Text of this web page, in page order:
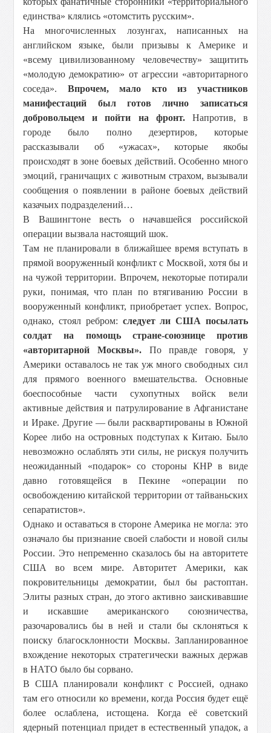
единства» клялись «отомстить русским».
На многочисленных лозунгах, написанных на
английском языке, были призывы к Америке и
«всему цивилизованному человечеству» защитить
«молодую демократию» от агрессии «авторитарного
соседа». Впрочем, мало кто из участников
манифестаций был готов лично записаться
добровольцем и пойти на фронт.Напротив, в
городе было полно дезертиров, которые
рассказывали об «ужасах», которые якобы
происходят в зоне боевых действий. Особенно много
эмоций, граничащих с животным страхом, вызывали
сообщения о появлении в районе боевых действий
казачьих подразделений…
В Вашингтоне весть о начавшейся российской
операции вызвала настоящий шок.
Там не планировали в ближайшее время вступать в
прямой вооруженный конфликт с Москвой, хотя бы и
на чужой территории. Впрочем, некоторые потирали
руки, понимая, что план по втягиванию России в
вооруженный конфликт, приобретает успех. Вопрос,
однако, стоял ребром: следует ли США посылать
солдат на помощь стране-союзнице против
«авторитарной Москвы». По правде говоря, у
Америки оставалось не так уж много свободных сил
для прямого военного вмешательства. Основные
боеспособные части сухопутных войск вели
активные действия и патрулирование в Афганистане
и Ираке. Другие — были расквартированы в Южной
Корее либо на островных подступах к Китаю. Было
невозможно ослаблять эти силы, не рискуя получить
неожиданный «подарок» со стороны КНР в виде
давно готовящейся в Пекине «операции по
освобождению китайской территории от тайваньских
сепаратистов».
Однако и оставаться в стороне Америка не могла: это
означало бы признание своей слабости и новой силы
России. Это непременно сказалось бы на авторитете
США во всем мире. Авторитет Америки, как
покровительницы демократии, был бы растоптан.
Элиты разных стран, до этого активно заискивавшие
и искавшие американского союзничества,
разочаровались бы в ней и стали бы склоняться к
поиску благосклонности Москвы. Запланированное
вхождение некоторых стратегически важных держав
в НАТО было бы сорвано.
В США планировали конфликт с Россией, однако
там его относили ко времени, когда Россия будет ещё
более ослаблена, истощена. Когда её советский
ядерный потенциал придет в естественный упадок, а